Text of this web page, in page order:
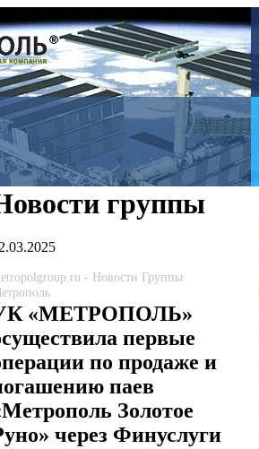
группы
- Новости Группы
«МЕТРОПОЛЬ»
первые
по продаже и
паев
Золотое
через Финуслуги